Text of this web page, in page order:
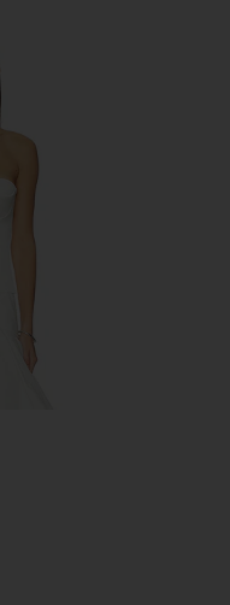
КРОЯ COCO